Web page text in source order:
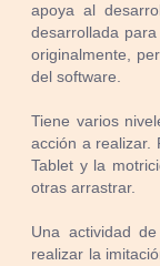
apoya al
desarrollada
originalmente,
del software.
Tiene varios
acción a realizar.
Tablet y la
otras arrastrar.
Una actividad
realizar la